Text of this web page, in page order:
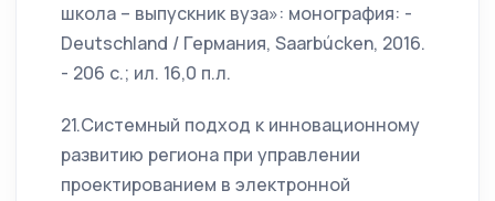
школа – выпускник вуза»: монография: -
Deutschland / Германия, Saarbúcken, 2016.
- 206 с.; ил. 16,0 п.л.
21.Системный подход к инновационному
развитию региона при управлении
проектированием в электронной